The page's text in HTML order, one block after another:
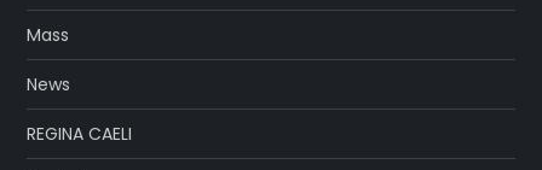
Mass
News
REGINA CAELI